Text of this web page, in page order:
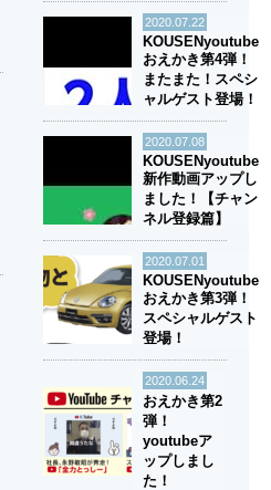
2020.07.22
KOUSENyoutube
おえかき第4弾！
またまた！スペシ
ャルゲスト登場！
2020.07.08
KOUSENyoutube
新作動画アップし
ました！【チャン
ネル登録篇】
2020.07.01
KOUSENyoutube
おえかき第3弾！
スペシャルゲスト
登場！
2020.06.24
おえかき第2
弾！
youtubeア
ップしまし
た！